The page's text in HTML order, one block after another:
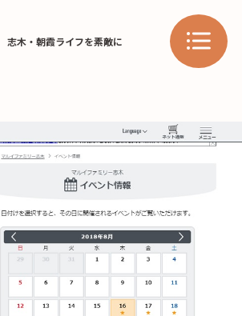
志木・朝霞ライフを素敵に
暮らし
すめ
ット 学び・教育